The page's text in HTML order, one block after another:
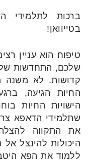
ברכות לתלמידי
בטייוואן!
טיפוח הוא עניין
שלכם, התחדשות של
קדושות. לא משנה
החיות הגיעה,
הישויות החיות
שתלמידי הדאפא
את התקווה
היכולות להינצל
ללמוד את הפא